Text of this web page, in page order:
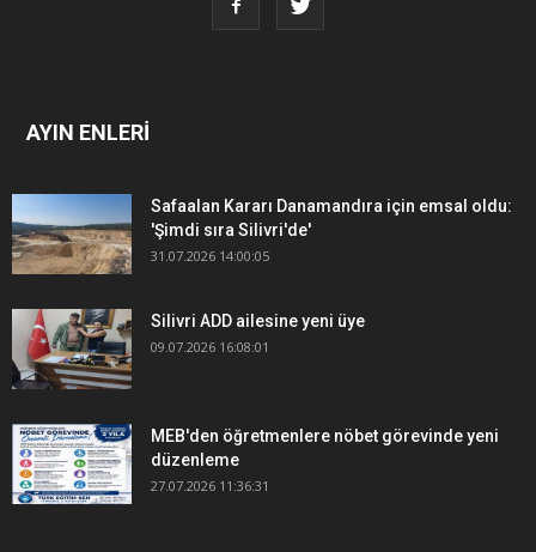
AYIN ENLERİ
Safaalan Kararı Danamandıra için emsal oldu:
'Şimdi sıra Silivri'de'
31.07.2026 14:00:05
Silivri ADD ailesine yeni üye
09.07.2026 16:08:01
MEB'den öğretmenlere nöbet görevinde yeni
düzenleme
27.07.2026 11:36:31